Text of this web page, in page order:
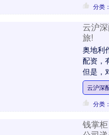
分类
云沪
旅!
奥地利
配资，
但是，
越奥地
纳出发
云沪深
分类
钱掌